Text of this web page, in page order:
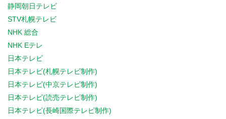
静岡朝日テレビ
STV札幌テレビ
NHK 総合
NHK Eテレ
日本テレビ
日本テレビ(札幌テレビ制作)
日本テレビ(中京テレビ制作)
日本テレビ(読売テレビ制作)
日本テレビ(長崎国際テレビ制作)